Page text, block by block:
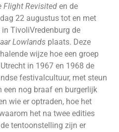
Flight Revisited en de
22 augustus tot en met
TivoliVredenburg de
Lowlands plaats. Deze
wijze hoe een groep
in 1967 en 1968 de
festivalcultuur, met steun
een nog braaf en burgerlijk
wie er optraden, hoe het
het na twee edities
tentoonstelling zijn er